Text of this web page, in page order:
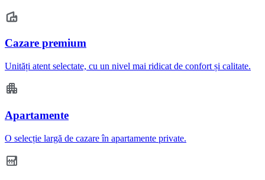
Cazare premium
Unități atent selectate, cu un nivel mai ridicat de confort și calitate.
Apartamente
O selecție largă de cazare în apartamente private.